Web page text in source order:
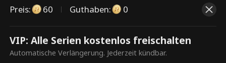
Dies ist eine kostenpflichtige
Episode. Bitte entsperren, um
Preis: 60 Guthaben: 0
VIP: Alle Serien kostenlos freischalten
Automatische Verlängerung. Jederzeit kündbar.